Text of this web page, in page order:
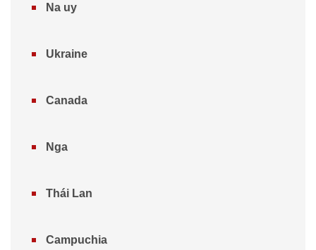
Na uy
Ukraine
Canada
Nga
Thái Lan
Campuchia